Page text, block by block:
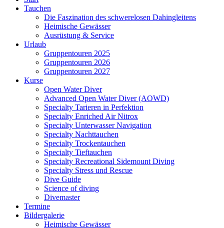
Tauchen
Die Faszination des schwerelosen Dahingleitens
Heimische Gewässer
Ausrüstung & Service
Urlaub
Gruppentouren 2025
Gruppentouren 2026
Gruppentouren 2027
Kurse
Open Water Diver
Advanced Open Water Diver (AOWD)
Specialty Tarieren in Perfektion
Specialty Enriched Air Nitrox
Specialty Unterwasser Navigation
Specialty Nachttauchen
Specialty Trockentauchen
Specialty Tieftauchen
Specialty Recreational Sidemount Diving
Specialty Stress und Rescue
Dive Guide
Science of diving
Divemaster
Termine
Bildergalerie
Heimische Gewässer